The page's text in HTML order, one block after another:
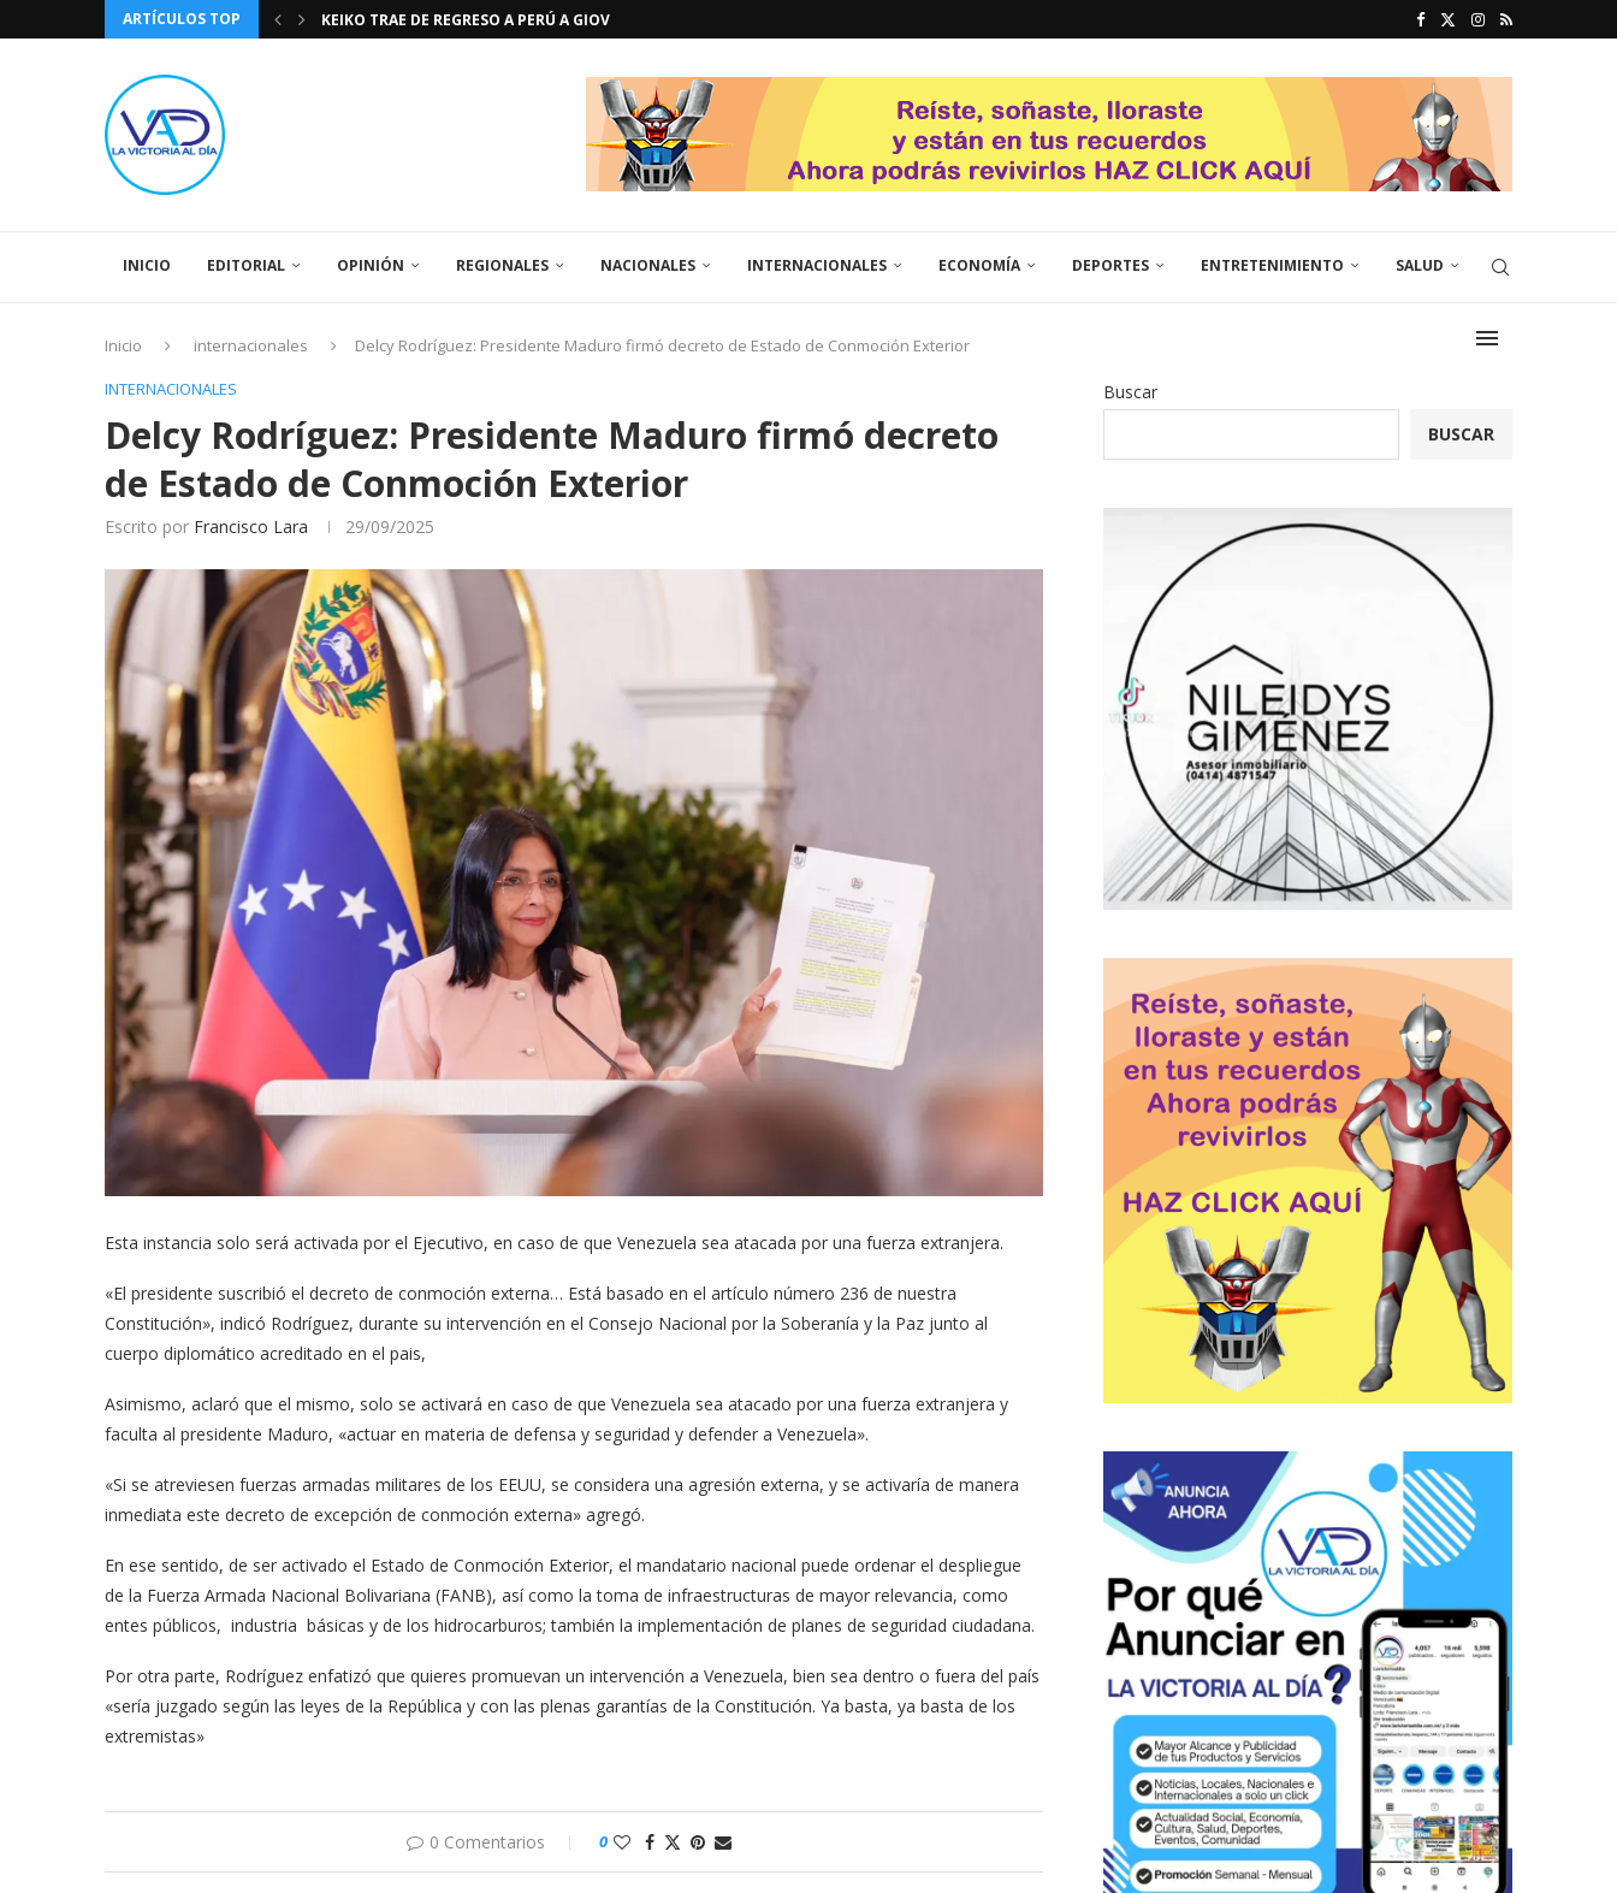
ARTÍCULOS TOP
KEIKO TRAE DE REGRESO A PERÚ A GIOVANNA
INICIO EDITORIAL OPINIÓN REGIONALES NACIONALES INTERNACIONALES ECONOMÍA DEPORTES ENTRETENIMIENTO SALUD
Inicio internacionales
Delcy Rodríguez: Presidente Maduro firmó decreto de Estado de Conmoción Exterior
INTERNACIONALES
Delcy Rodríguez: Presidente Maduro firmó decreto
de Estado de Conmoción Exterior
Escrito por Francisco Lara 29/09/2025
Esta instancia solo será activada por el Ejecutivo, en caso de que Venezuela sea atacada por una fuerza extranjera.
«El presidente suscribió el decreto de conmoción externa… Está basado en el artículo número 236 de nuestra
Constitución», indicó Rodríguez, durante su intervención en el Consejo Nacional por la Soberanía y la Paz junto al
cuerpo diplomático acreditado en el pais,
Asimismo, aclaró que el mismo, solo se activará en caso de que Venezuela sea atacado por una fuerza extranjera y
faculta al presidente Maduro, «actuar en materia de defensa y seguridad y defender a Venezuela».
«Si se atreviesen fuerzas armadas militares de los EEUU, se considera una agresión externa, y se activaría de manera
inmediata este decreto de excepción de conmoción externa» agregó.
En ese sentido, de ser activado el Estado de Conmoción Exterior, el mandatario nacional puede ordenar el despliegue
de la Fuerza Armada Nacional Bolivariana (FANB), así como la toma de infraestructuras de mayor relevancia, como
entes públicos, industria básicas y de los hidrocarburos; también la implementación de planes de seguridad ciudadana.
Por otra parte, Rodríguez enfatizó que quieres promuevan un intervención a Venezuela, bien sea dentro o fuera del país
«sería juzgado según las leyes de la República y con las plenas garantías de la Constitución. Ya basta, ya basta de los
extremistas»
0 Comentarios 0
Buscar
BUSCAR